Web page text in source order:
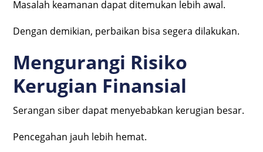
Masalah keamanan dapat ditemukan lebih awal.
Dengan demikian, perbaikan bisa segera dilakukan.
Mengurangi Risiko
Kerugian Finansial
Serangan siber dapat menyebabkan kerugian besar.
Pencegahan jauh lebih hemat.